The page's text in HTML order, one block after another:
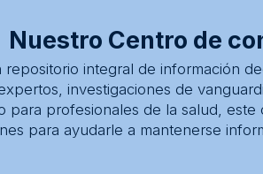
Nuestro Centro de
integral de información
investigaciones de
para profesionales de la salud,
para ayudarle a mantenerse